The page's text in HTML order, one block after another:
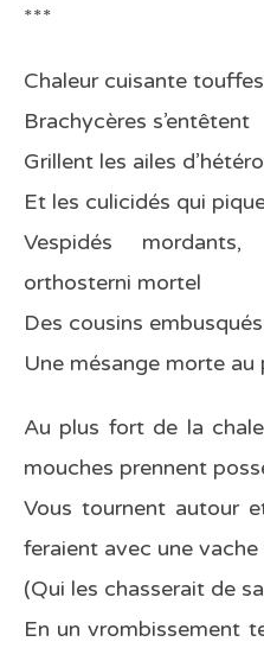
***
Chaleur cuisante
Brachycères s’entêtent
Grillent les ailes
Et les culicidés qui
Vespidés mordants,
orthosterni mortel
Des cousins
Une mésange morte
Au plus fort de la
mouches prennent
Vous tournent autour
feraient avec une
(Qui les chasserait de
En un vrombissement